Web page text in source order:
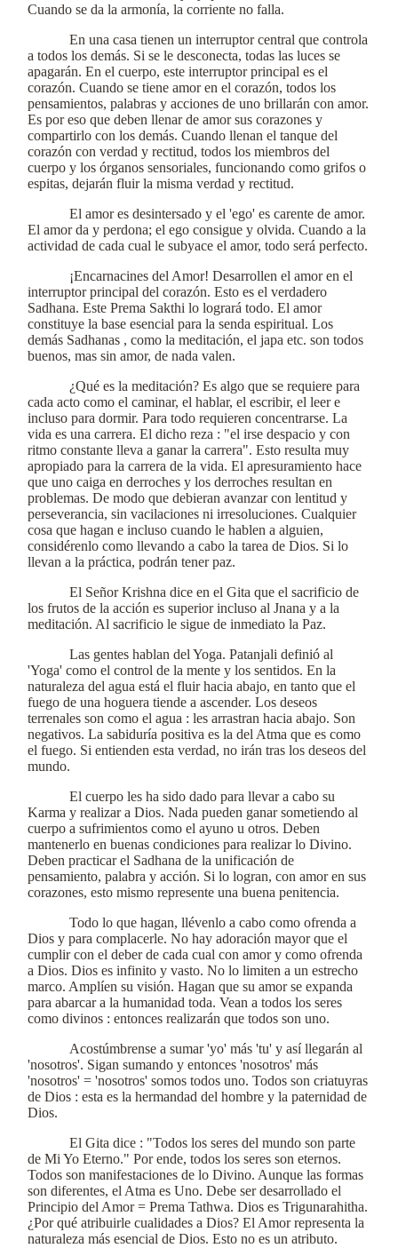
Cuando se da la armonía, la corriente no falla.
En una casa tienen un interruptor central que controla
a todos los demás. Si se le desconecta, todas las luces se
apagarán. En el cuerpo, este interruptor principal es el
corazón. Cuando se tiene amor en el corazón, todos los
pensamientos, palabras y acciones de uno brillarán con amor.
Es por eso que deben llenar de amor sus corazones y
compartirlo con los demás. Cuando llenan el tanque del
corazón con verdad y rectitud, todos los miembros del
cuerpo y los órganos sensoriales, funcionando como grifos o
espitas, dejarán fluir la misma verdad y rectitud.
El amor es desintersado y el 'ego' es carente de amor.
El amor da y perdona; el ego consigue y olvida. Cuando a la
actividad de cada cual le subyace el amor, todo será perfecto.
¡Encarnacines del Amor! Desarrollen el amor en el
interruptor principal del corazón. Esto es el verdadero
Sadhana. Este Prema Sakthi lo logrará todo. El amor
constituye la base esencial para la senda espiritual. Los
demás Sadhanas , como la meditación, el japa etc. son todos
buenos, mas sin amor, de nada valen.
¿Qué es la meditación? Es algo que se requiere para
cada acto como el caminar, el hablar, el escribir, el leer e
incluso para dormir. Para todo requieren concentrarse. La
vida es una carrera. El dicho reza : "el irse despacio y con
ritmo constante lleva a ganar la carrera". Esto resulta muy
apropiado para la carrera de la vida. El apresuramiento hace
que uno caiga en derroches y los derroches resultan en
problemas. De modo que debieran avanzar con lentitud y
perseverancia, sin vacilaciones ni irresoluciones. Cualquier
cosa que hagan e incluso cuando le hablen a alguien,
considérenlo como llevando a cabo la tarea de Dios. Si lo
llevan a la práctica, podrán tener paz.
El Señor Krishna dice en el Gita que el sacrificio de
los frutos de la acción es superior incluso al Jnana y a la
meditación. Al sacrificio le sigue de inmediato la Paz.
Las gentes hablan del Yoga. Patanjali definió al
'Yoga' como el control de la mente y los sentidos. En la
naturaleza del agua está el fluir hacia abajo, en tanto que el
fuego de una hoguera tiende a ascender. Los deseos
terrenales son como el agua : les arrastran hacia abajo. Son
negativos. La sabiduría positiva es la del Atma que es como
el fuego. Si entienden esta verdad, no irán tras los deseos del
mundo.
El cuerpo les ha sido dado para llevar a cabo su
Karma y realizar a Dios. Nada pueden ganar sometiendo al
cuerpo a sufrimientos como el ayuno u otros. Deben
mantenerlo en buenas condiciones para realizar lo Divino.
Deben practicar el Sadhana de la unificación de
pensamiento, palabra y acción. Si lo logran, con amor en sus
corazones, esto mismo represente una buena penitencia.
Todo lo que hagan, llévenlo a cabo como ofrenda a
Dios y para complacerle. No hay adoración mayor que el
cumplir con el deber de cada cual con amor y como ofrenda
a Dios. Dios es infinito y vasto. No lo limiten a un estrecho
marco. Amplíen su visión. Hagan que su amor se expanda
para abarcar a la humanidad toda. Vean a todos los seres
como divinos : entonces realizarán que todos son uno.
Acostúmbrense a sumar 'yo' más 'tu' y así llegarán al
'nosotros'. Sigan sumando y entonces 'nosotros' más
'nosotros' = 'nosotros' somos todos uno. Todos son criatuyras
de Dios : esta es la hermandad del hombre y la paternidad de
Dios.
El Gita dice : "Todos los seres del mundo son parte
de Mi Yo Eterno." Por ende, todos los seres son eternos.
Todos son manifestaciones de lo Divino. Aunque las formas
son diferentes, el Atma es Uno. Debe ser desarrollado el
Principio del Amor = Prema Tathwa. Dios es Trigunarahitha.
¿Por qué atribuirle cualidades a Dios? El Amor representa la
naturaleza más esencial de Dios. Esto no es un atributo.